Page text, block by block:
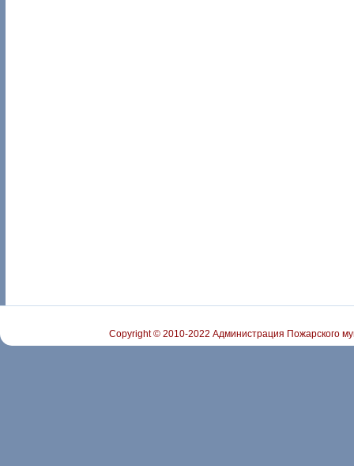
Copyright © 2010-2022 Администрация Пожарского